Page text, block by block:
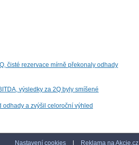
čisté rezervace mírně překonaly odhady
výsledky za 2Q byly smíšené
odhady a zvýšil celoroční výhled
Nastavení cookies | Reklama na Akcie.cz